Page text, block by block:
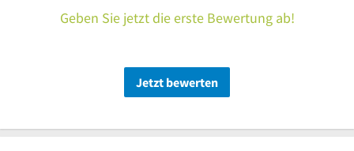
Geben Sie jetzt die erste Bewertung ab!
Jetzt bewerten